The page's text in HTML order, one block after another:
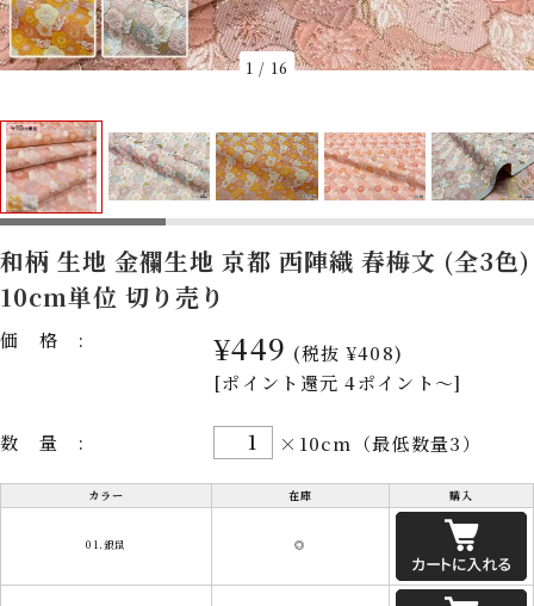
1 / 16
和柄 生地 金襴生地 京都 西陣織 春梅文 (全3色)
10cm単位 切り売り
価格: ¥449 (税抜 ¥408)
[ポイント還元 4ポイント～]
数量: ×10cm（最低数量3）
カラー 在庫 購入
01.銀鼠 ◎